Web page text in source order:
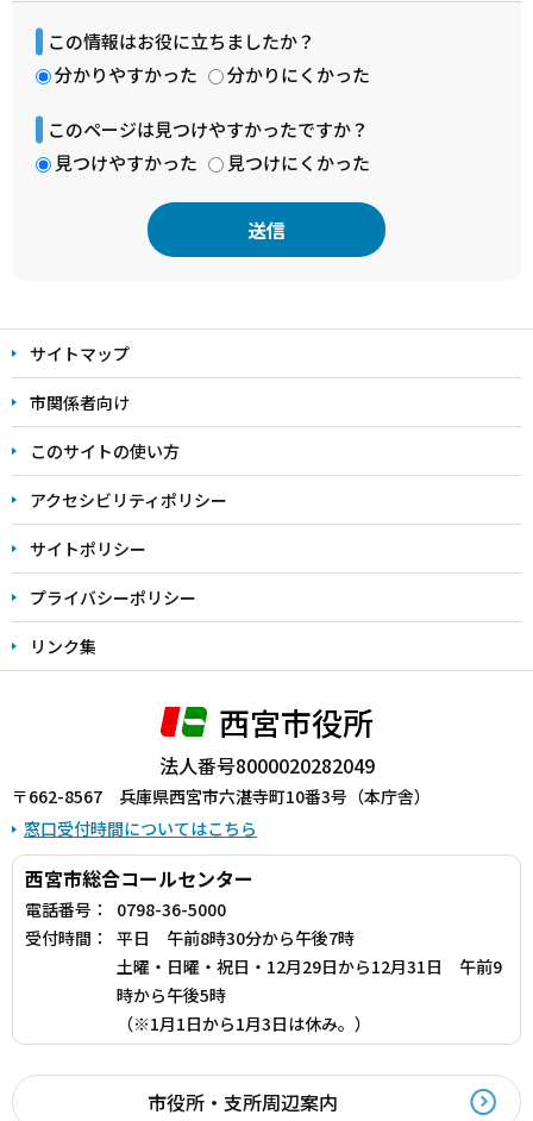
この情報はお役に立ちましたか？
分かりやすかった
分かりにくかった
このページは見つけやすかったですか？
見つけやすかった
見つけにくかった
文
こ
こ
ま
で
サイトマップ
市関係者向け
このサイトの使い方
アクセシビリティポリシー
サイトポリシー
プライバシーポリシー
リンク集
西宮市役所
法人番号8000020282049
〒662-8567 兵庫県西宮市六湛寺町10番3号（本庁舎）
窓口受付時間についてはこちら
西宮市総合コールセンター
電話番号：
0798-36-5000
受付時間：
平日 午前8時30分から午後7時
土曜・日曜・祝日・12月29日から12月31日 午前9
時から午後5時
（※1月1日から1月3日は休み。）
市役所・支所周辺案内